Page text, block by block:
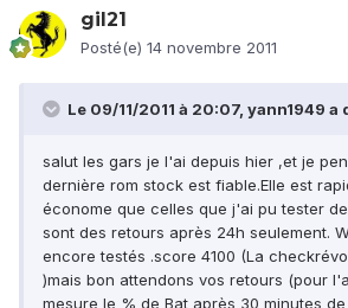
gil21
Posté(e) 14 novembre 2011
Le 09/11/2011 à 20:07, yann1949 a
salut les gars je l'ai depuis hier ,et je
dernière rom stock est fiable.Elle est
économe que celles que j'ai pu tester
sont des retours après 24h seulement.
encore testés .score 4100 (La
)mais bon attendons vos retours (pour
mesure le % de Bat après 30 minutes de